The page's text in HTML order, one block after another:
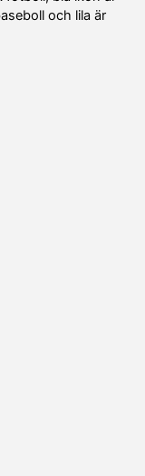
och lila är